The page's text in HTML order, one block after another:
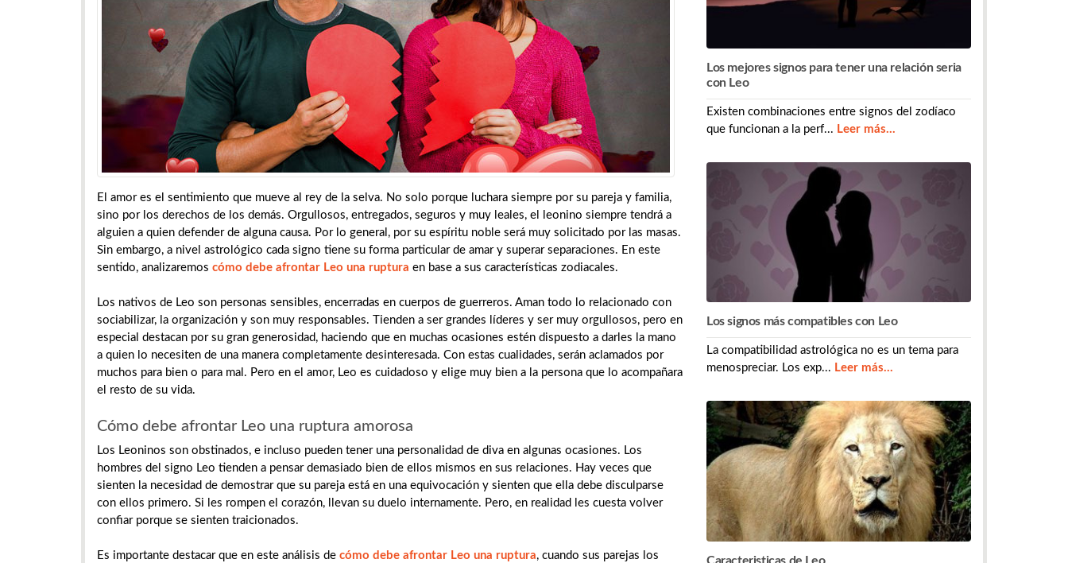
El amor es el sentimiento que mueve al rey de la selva. No solo porque luchara siempre por su pareja y familia,
sino por los derechos de los demás. Orgullosos, entregados, seguros y muy leales, el leonino siempre tendrá a
alguien a quien defender de alguna causa. Por lo general, por su espíritu noble será muy solicitado por las masas.
Sin embargo, a nivel astrológico cada signo tiene su forma particular de amar y superar separaciones. En este
sentido, analizaremos cómo debe afrontar Leo una ruptura en base a sus características zodiacales.
Los nativos de Leo son personas sensibles, encerradas en cuerpos de guerreros. Aman todo lo relacionado con
sociabilizar, la organización y son muy responsables. Tienden a ser grandes líderes y ser muy orgullosos, pero en
especial destacan por su gran generosidad, haciendo que en muchas ocasiones estén dispuesto a darles la mano
a quien lo necesiten de una manera completamente desinteresada. Con estas cualidades, serán aclamados por
muchos para bien o para mal. Pero en el amor, Leo es cuidadoso y elige muy bien a la persona que lo acompañara
el resto de su vida.
Cómo debe afrontar Leo una ruptura amorosa
Los Leoninos son obstinados, e incluso pueden tener una personalidad de diva en algunas ocasiones. Los
hombres del signo Leo tienden a pensar demasiado bien de ellos mismos en sus relaciones. Hay veces que
sienten la necesidad de demostrar que su pareja está en una equivocación y sienten que ella debe disculparse
con ellos primero. Si les rompen el corazón, llevan su duelo internamente. Pero, en realidad les cuesta volver
confiar porque se sienten traicionados.
Es importante destacar que en este análisis de cómo debe afrontar Leo una ruptura, cuando sus parejas los
Los mejores signos para tener una relación seria
con Leo
Existen combinaciones entre signos del zodíaco
que funcionan a la perf... Leer más...
Los signos más compatibles con Leo
La compatibilidad astrológica no es un tema para
menospreciar. Los exp... Leer más...
Caracteristicas de Leo